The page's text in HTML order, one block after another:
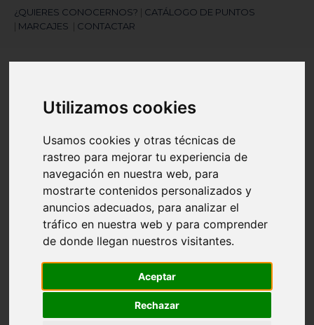
Utilizamos cookies
Usamos cookies y otras técnicas de
rastreo para mejorar tu experiencia de
navegación en nuestra web, para
mostrarte contenidos personalizados y
anuncios adecuados, para analizar el
tráfico en nuestra web y para comprender
de donde llegan nuestros visitantes.
Aceptar
Rechazar
¿QUIERES CONOCERNOS? | CATÁLOGO DE PUNTOS
| MARCAJES | CONTACTAR
¿Necesitas ayuda?
945 121 003
Navegación
search
Inicio Carpeta Poliéster/ Microfibra